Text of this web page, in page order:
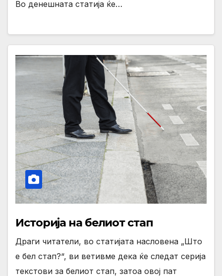
Во денешната статија ќе…
Историја на белиот стап
Драги читатели, во статијата насловена „Што
е бел стап?“, ви ветивме дека ќе следат серија
текстови за белиот стап, затоа овој пат